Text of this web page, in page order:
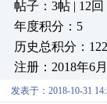
帖子：3帖 | 12回
年度积分：5
历史总积分：122
注册：2018年6
发表于：2018-10-31